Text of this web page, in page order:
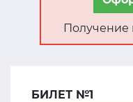
Получение
БИЛЕТ №1